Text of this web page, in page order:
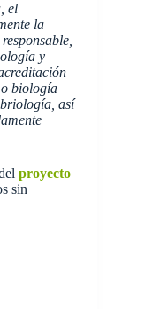
el
la
y
biología
así
proyecto
sin